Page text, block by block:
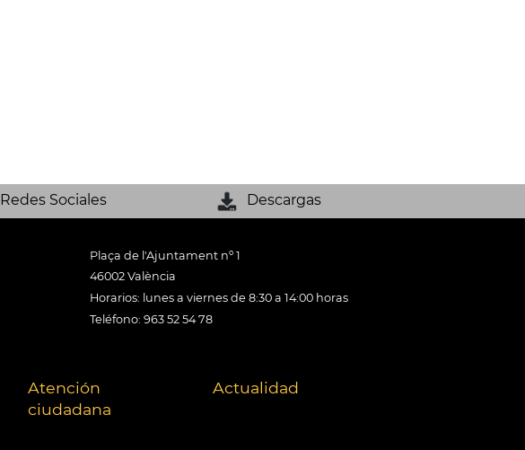
Redes Sociales Descargas
Plaça de l'Ajuntament nº 1
46002 València
Horarios: lunes a viernes de 8:30 a 14:00 horas
Teléfono: 963 52 54 78
Atención
ciudadana
Actualidad